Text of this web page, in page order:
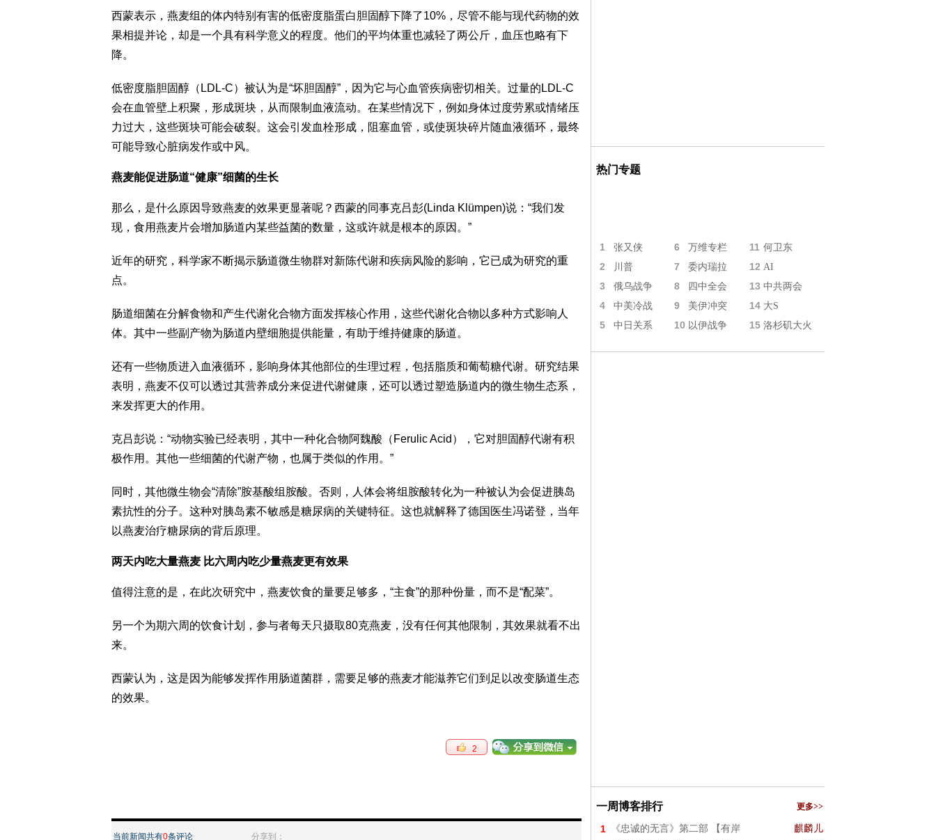
西蒙表示，燕麦组的体内特别有害的低密度脂蛋白胆固醇下降了10%，尽管不能与现代药物的效
果相提并论，却是一个具有科学意义的程度。他们的平均体重也减轻了两公斤，血压也略有下
降。
低密度脂胆固醇（LDL-C）被认为是“坏胆固醇”，因为它与心血管疾病密切相关。过量的LDL-C
会在血管壁上积聚，形成斑块，从而限制血液流动。在某些情况下，例如身体过度劳累或情绪压
力过大，这些斑块可能会破裂。这会引发血栓形成，阻塞血管，或使斑块碎片随血液循环，最终
可能导致心脏病发作或中风。
燕麦能促进肠道“健康”细菌的生长
那么，是什么原因导致燕麦的效果更显著呢？西蒙的同事克吕彭(Linda Klümpen)说：“我们发
现，食用燕麦片会增加肠道内某些益菌的数量，这或许就是根本的原因。”
近年的研究，科学家不断揭示肠道微生物群对新陈代谢和疾病风险的影响，它已成为研究的重
点。
肠道细菌在分解食物和产生代谢化合物方面发挥核心作用，这些代谢化合物以多种方式影响人
体。其中一些副产物为肠道内壁细胞提供能量，有助于维持健康的肠道。
还有一些物质进入血液循环，影响身体其他部位的生理过程，包括脂质和葡萄糖代谢。研究结果
表明，燕麦不仅可以透过其营养成分来促进代谢健康，还可以透过塑造肠道内的微生物生态系，
来发挥更大的作用。
克吕彭说：“动物实验已经表明，其中一种化合物阿魏酸（Ferulic Acid），它对胆固醇代谢有积
极作用。其他一些细菌的代谢产物，也属于类似的作用。”
同时，其他微生物会“清除”胺基酸组胺酸。否则，人体会将组胺酸转化为一种被认为会促进胰岛
素抗性的分子。这种对胰岛素不敏感是糖尿病的关键特征。这也就解释了德国医生冯诺登，当年
以燕麦治疗糖尿病的背后原理。
两天内吃大量燕麦 比六周内吃少量燕麦更有效果
值得注意的是，在此次研究中，燕麦饮食的量要足够多，“主食”的那种份量，而不是“配菜”。
另一个为期六周的饮食计划，参与者每天只摄取80克燕麦，没有任何其他限制，其效果就看不出
来。
西蒙认为，这是因为能够发挥作用肠道菌群，需要足够的燕麦才能滋养它们到足以改变肠道生态
的效果。
2
当前新闻共有0条评论 分享到：
热门专题
1 张又侠 6 万维专栏 11 何卫东
2 川普 7 委内瑞拉 12 AI
3 俄乌战争 8 四中全会 13 中共两会
4 中美冷战 9 美伊冲突 14 大S
5 中日关系 10 以伊战争 15 洛杉矶大火
一周博客排行 更多>>
1 《忠诚的无言》第二部 【有岸 麒麟儿